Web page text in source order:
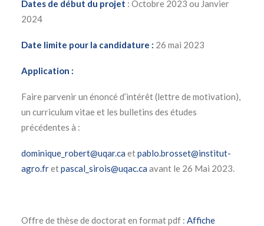
Dates de début du projet : Octobre 2023 ou Janvier
2024
Date limite pour la candidature : 26 mai 2023
Application :
Faire parvenir un énoncé d’intérêt (lettre de motivation),
un curriculum vitae et les bulletins des études
précédentes à :
dominique_robert@uqar.ca etpablo.brosset@institut-
agro.fretpascal_sirois@uqac.ca avant le 26 Mai 2023.
Offre de thèse de doctorat en format pdf : Affiche